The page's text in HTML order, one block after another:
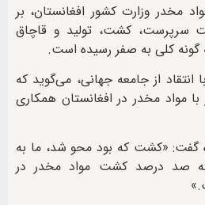
مخدر وزارت کشور افغانستان، بر
سرپرست، کشت، تولید و قاچاق
گونه‌ کلی به صفر رسیده است.
از جامعه جهانی، می‌گوید که
مواد مخدر در افغانستان همکاری
گفت: «کشت که بود محو شد، ما به
صد‌ درصد کشت مواد مخدر در